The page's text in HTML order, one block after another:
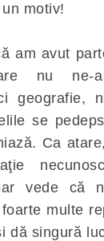
motiv!
am avut
nu ne-
geografie,
se
Ca
vede că
foarte multe
dă singură